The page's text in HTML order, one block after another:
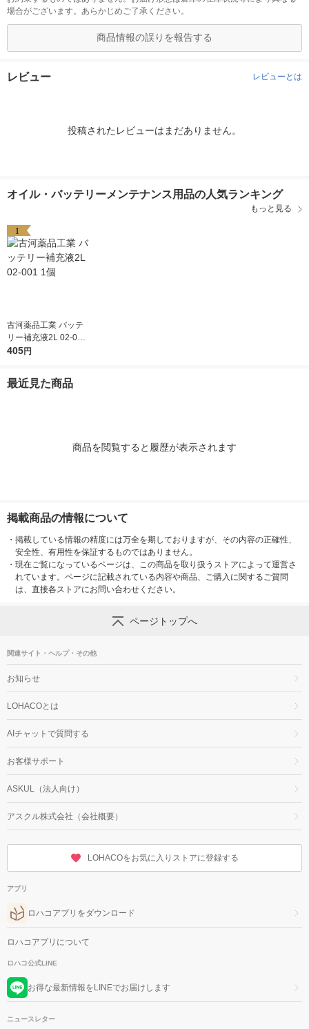
場合がございます。あらかじめご了承ください。
商品情報の誤りを報告する
レビュー レビューとは
投稿されたレビューはまだありません。
オイル・バッテリーメンテナンス用品の人気ランキング
もっと見る
1
古河薬品工業 バッテ
リー補充液2L 02-001
1個
405円
最近見た商品
商品を閲覧すると履歴が表示されます
掲載商品の情報について
・ 掲載している情報の精度には万全を期しておりますが、その内容の正確性、
安全性、有用性を保証するものではありません。
・ 現在ご覧になっているページは、この商品を取り扱うストアによって運営さ
れています。ページに記載されている内容や商品、ご購入に関するご質問
は、直接各ストアにお問い合わせください。
ページトップへ
関連サイト・ヘルプ・その他
お知らせ
LOHACOとは
AIチャットで質問する
お客様サポート
ASKUL（法人向け）
アスクル株式会社（会社概要）
LOHACOをお気に入りストアに登録する
アプリ
ロハコアプリをダウンロード
ロハコアプリについて
ロハコ公式LINE
お得な最新情報をLINEでお届けします
ニュースレター